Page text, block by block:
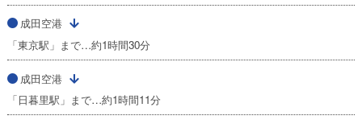
成田空港
「東京駅」まで…約1時間30分
成田空港
「日暮里駅」まで…約1時間11分